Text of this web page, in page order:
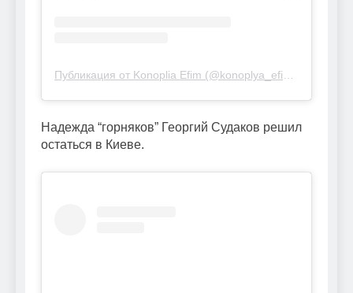
Надежда “горняков” Георгий Судаков решил
остаться в Киеве.